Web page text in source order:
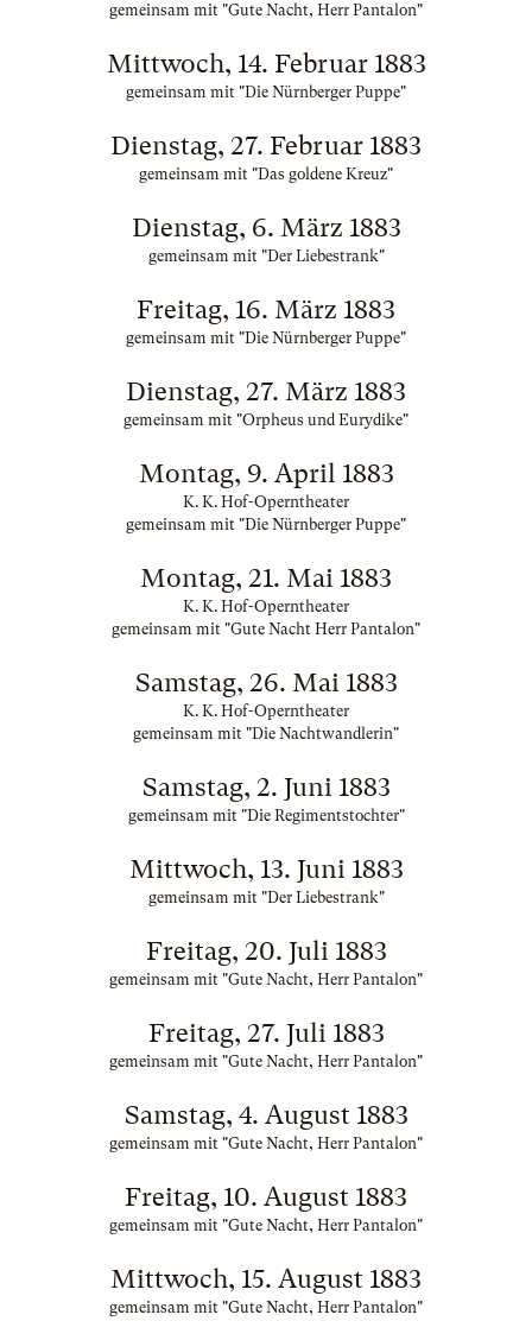
gemeinsam mit "Gute Nacht, Herr Pantalon"
Mittwoch, 14. Februar 1883
gemeinsam mit "Die Nürnberger Puppe"
Dienstag, 27. Februar 1883
gemeinsam mit "Das goldene Kreuz"
Dienstag, 6. März 1883
gemeinsam mit "Der Liebestrank"
Freitag, 16. März 1883
gemeinsam mit "Die Nürnberger Puppe"
Dienstag, 27. März 1883
gemeinsam mit "Orpheus und Eurydike"
Montag, 9. April 1883
K. K. Hof-Operntheater
gemeinsam mit "Die Nürnberger Puppe"
Montag, 21. Mai 1883
K. K. Hof-Operntheater
gemeinsam mit "Gute Nacht Herr Pantalon"
Samstag, 26. Mai 1883
K. K. Hof-Operntheater
gemeinsam mit "Die Nachtwandlerin"
Samstag, 2. Juni 1883
gemeinsam mit "Die Regimentstochter"
Mittwoch, 13. Juni 1883
gemeinsam mit "Der Liebestrank"
Freitag, 20. Juli 1883
gemeinsam mit "Gute Nacht, Herr Pantalon"
Freitag, 27. Juli 1883
gemeinsam mit "Gute Nacht, Herr Pantalon"
Samstag, 4. August 1883
gemeinsam mit "Gute Nacht, Herr Pantalon"
Freitag, 10. August 1883
gemeinsam mit "Gute Nacht, Herr Pantalon"
Mittwoch, 15. August 1883
gemeinsam mit "Gute Nacht, Herr Pantalon"